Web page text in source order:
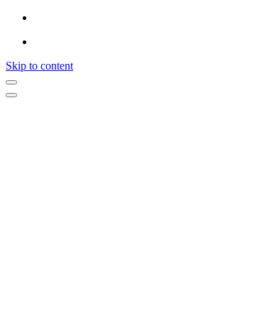
Skip to content